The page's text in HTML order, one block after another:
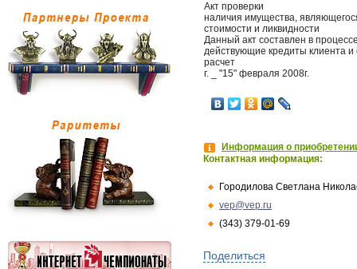
Акт проверки
наличия имущества,
стоимости и ликвидности
Данный акт составлен в
действующие кредиты клиента и
расчет
г. _ "15" февраля 2008г.
Информация о
Контактная информация:
Городилова Светлана
vep@vep.ru
(343) 379-01-69
Поделиться